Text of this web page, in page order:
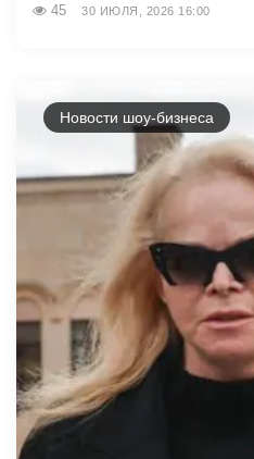
45 30 ИЮЛЯ, 2026 16:00
Новости шоу-бизнеса